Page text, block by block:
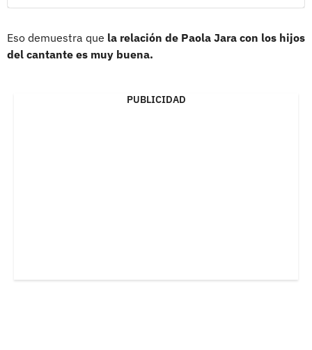
Eso demuestra que la relación de Paola Jara con los hijos
del cantante es muy buena.
PUBLICIDAD